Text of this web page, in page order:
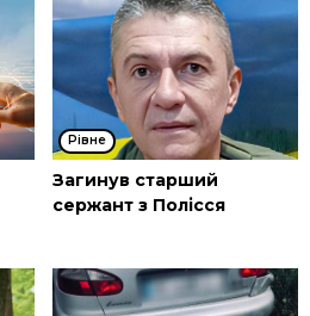
Рівне
Загинув старший
сержант з Полісся